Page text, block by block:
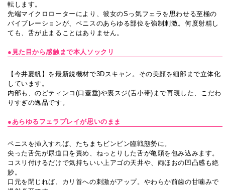
転します。
先端マイクロローターにより、彼女のSっ気フェラを思わせる至極の
バイブレーションが、ペニスのあらゆる部位を強制刺激。何度射精し
ても、舌が止まることはありません。
●見た目から感触まで本人ソックリ
【今井夏帆】を最新鋭機材で3Dスキャン。その美顔を細部まで立体化
しています。
内部も、のどティンコ(口蓋垂)や裏スジ(舌小帯)まで再現した、こだわ
りすぎの逸品です。
●あらゆるフェラプレイが思いのまま
ペニスを挿入すれば、たちまちビンビン臨戦態勢に。
尖った舌先が尿道口を責め、ねっとりした舌が亀頭を包み込みます。
コスリ付けるだけで気持ちいい上アゴの天井や、両ほおの凹凸感も絶
妙。
口元を閉じれば、カリ首への刺激がアップ。やわらか前歯の甘噛みで